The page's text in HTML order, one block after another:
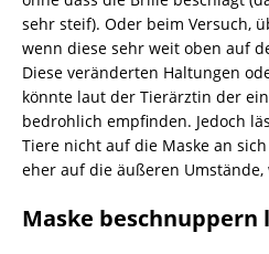
sehr steif). Oder beim Versuch,
wenn diese sehr weit oben auf
Diese veränderten Haltungen
könnte laut der Tierärztin der
bedrohlich empfinden. Jedoch
Tiere nicht auf die Maske an
eher auf die äußeren Umstände,
Maske beschnuppern